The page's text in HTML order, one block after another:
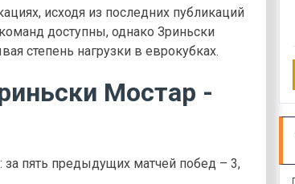
исходя из последних публикаций
доступны, однако Зриньски
степень нагрузки в еврокубках.
Мостар -
пять предыдущих матчей побед – 3,